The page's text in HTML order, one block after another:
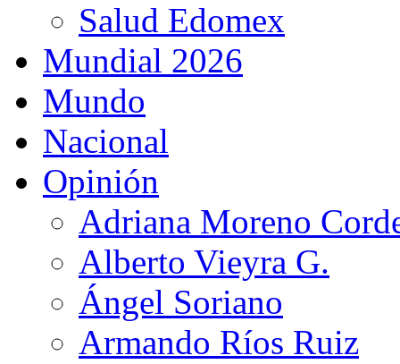
Salud Edomex
Mundial 2026
Mundo
Nacional
Opinión
Adriana Moreno
Alberto Vieyra G.
Ángel Soriano
Armando Ríos Ruiz